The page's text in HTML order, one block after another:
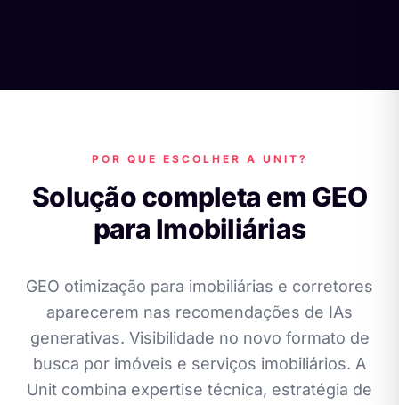
POR QUE ESCOLHER A UNIT?
Solução completa em GEO
para Imobiliárias
GEO otimização para imobiliárias e corretores
aparecerem nas recomendações de IAs
generativas. Visibilidade no novo formato de
busca por imóveis e serviços imobiliários. A
Unit combina expertise técnica, estratégia de